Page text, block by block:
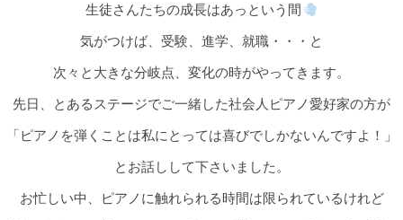
生徒さんたちの成長はあっという間
気がつけば、受験、進学、就職・・・と
次々と大きな分岐点、変化の時がやってきます。
先日、とあるステージでご一緒した社会人ピアノ愛好家の方が
「ピアノを弾くことは私にとっては喜びでしかないんですよ！」
とお話しして下さいました。
お忙しい中、ピアノに触れられる時間は限られているけれど